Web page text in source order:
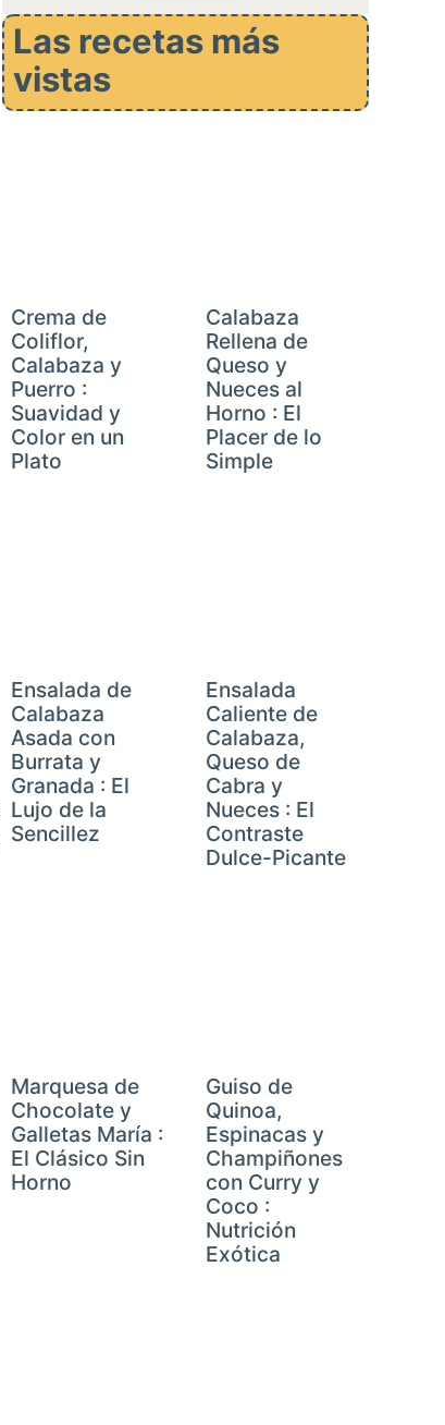
Las recetas más
vistas
Crema de
Coliflor,
Calabaza y
Puerro :
Suavidad y
Color en un
Plato
Calabaza
Rellena de
Queso y
Nueces al
Horno : El
Placer de lo
Simple
Ensalada de
Calabaza
Asada con
Burrata y
Granada : El
Lujo de la
Sencillez
Ensalada
Caliente de
Calabaza,
Queso de
Cabra y
Nueces : El
Contraste
Dulce-Picante
Marquesa de
Chocolate y
Galletas María :
El Clásico Sin
Horno
Guiso de
Quinoa,
Espinacas y
Champiñones
con Curry y
Coco :
Nutrición
Exótica